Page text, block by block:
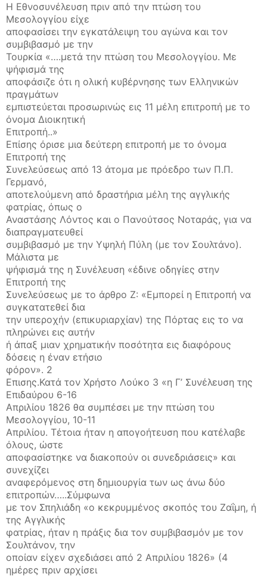
H Εθνοσυνέλευση πριν από την πτώση του
Μεσολογγίου είχε
αποφασίσει την εγκατάλειψη του αγώνα και τον
συμβιβασμό με την
Τουρκία «….μετά την πτώση του Μεσολογγίου. Με
ψήφισμά της
αποφάσιζε ότι η ολική κυβέρνησης των Ελληνικών
πραγμάτων
εμπιστεύεται προσωρινώς εις 11 μέλη επιτροπή με το
όνομα Διοικητική
Επιτροπή..»
Επίσης όρισε μια δεύτερη επιτροπή με το όνομα
Επιτροπή της
Συνελεύσεως από 13 άτομα με πρόεδρο των Π.Π.
Γερμανό,
αποτελούμενη από δραστήρια μέλη της αγγλικής
φατρίας, όπως ο
Αναστάσης Λόντος και ο Πανούτσος Νοταράς, για να
διαπραγματευθεί
συμβιβασμό με την Υψηλή Πύλη (με τον Σουλτάνο).
Μάλιστα με
ψήφισμά της η Συνέλευση «έδινε οδηγίες στην
Επιτροπή της
Συνελεύσεως με το άρθρο Ζ: «Εμπορεί η Επιτροπή να
συγκατατεθεί δια
την υπεροχήν (επικυριαρχίαν) της Πόρτας εις το να
πληρώνει εις αυτήν
ή άπαξ μιαν χρηματικήν ποσότητα εις διαφόρους
δόσεις η έναν ετήσιο
φόρον». 2
Επισης.Κατά τον Χρήστο Λούκο 3 «η Γ’ Συνέλευση της
Επιδαύρου 6-16
Απριλίου 1826 θα συμπέσει με την πτώση του
Μεσολογγίου, 10-11
Απριλίου. Τέτοια ήταν η απογοήτευση που κατέλαβε
όλους, ώστε
αποφασίστηκε να διακοπούν οι συνεδριάσεις» και
συνεχίζει
αναφερόμενος στη δημιουργία των ως άνω δύο
επιτροπών…..Σύμφωνα
με τον Σπηλιάδη «ο κεκρυμμένος σκοπός του Ζαΐμη, ή
της Αγγλικής
φατρίας, ήταν η πράξις δια τον συμβιβασμόν με τον
Σουλτάνον, την
οποίαν είχεν σχεδιάσει από 2 Απριλίου 1826» (4
ημέρες πριν αρχίσει